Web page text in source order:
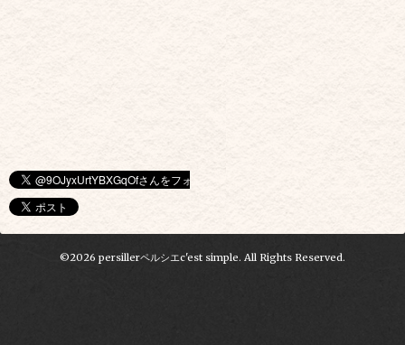
©2026 persillerペルシエc'est simple. All Rights Reserved.